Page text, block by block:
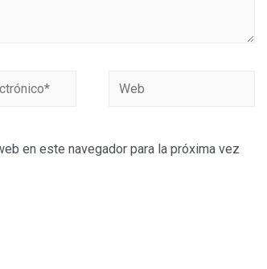
Web
en este navegador para la próxima vez